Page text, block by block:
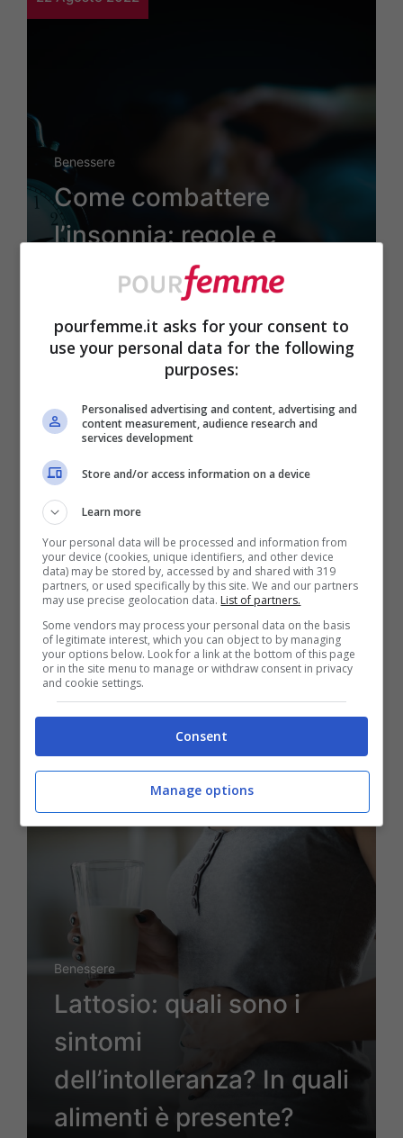
Benessere
Come combattere
l’insonnia: regole e
consigli per favorire il
buon sonno
10 Agosto 2022
Benessere
Esercizi per addominali
da fare in casa senza
attrezzi
Benessere
Lattosio: quali sono i
sintomi
dell’intolleranza? In quali
alimenti è presente?
pourfemme.it asks for your consent to
use your personal data for the following
purposes:
Personalised advertising and content, advertising and
content measurement, audience research and
services development
Store and/or access information on a device
Learn more
Your personal data will be processed and information from
your device (cookies, unique identifiers, and other device
data) may be stored by, accessed by and shared with 319
partners, or used specifically by this site. We and our partners
may use precise geolocation data. List of partners.
Some vendors may process your personal data on the basis
of legitimate interest, which you can object to by managing
your options below. Look for a link at the bottom of this page
or in the site menu to manage or withdraw consent in privacy
and cookie settings.
Consent
Manage options